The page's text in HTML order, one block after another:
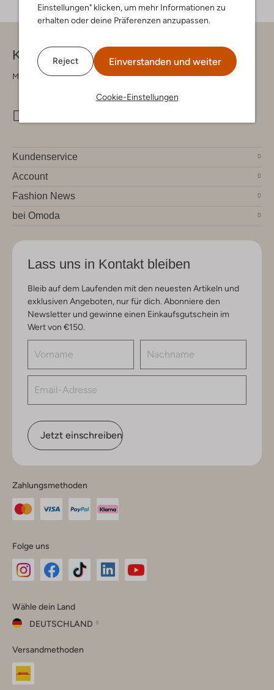
Einstellungen" klicken, um mehr Informationen zu
erhalten oder deine Präferenzen anzupassen.
Reject Einverstanden und weiter
Cookie-Einstellungen
Kontakt
Montag - Freitag 09:00 - 17:00 uur
Kundenservice
Account
Fashion News
bei Omoda
Lass uns in Kontakt bleiben
Bleib auf dem Laufenden mit den neuesten Artikeln und
exklusiven Angeboten, nur für dich. Abonniere den
Newsletter und gewinne einen Einkaufsgutschein im
Wert von €150.
Jetzt einschreiben
Zahlungsmethoden
Folge uns
Instagram
Facebook
TikTok
Wähle dein Land
DEUTSCHLAND
dein
Land
Versandmethoden